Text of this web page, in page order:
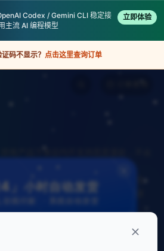
Codex / Gemini CLI 稳定接
主流 AI 编程模型
立即体验
码不显示？ 点击这里查询订单